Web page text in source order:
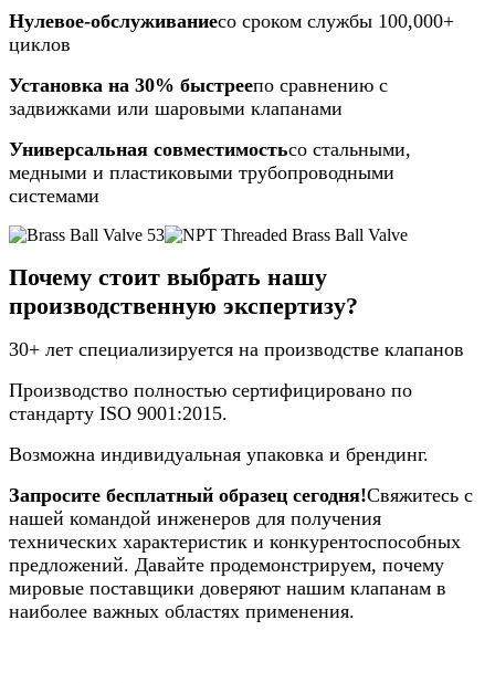
Нулевое-обслуживаниесо сроком службы 100,000+
циклов
Установка на 30% быстреепо сравнению с
задвижками или шаровыми клапанами
Универсальная совместимостьсо стальными,
медными и пластиковыми трубопроводными
системами
Почему стоит выбрать нашу
производственную экспертизу?
30+ лет специализируется на производстве клапанов
Производство полностью сертифицировано по
стандарту ISO 9001:2015.
Возможна индивидуальная упаковка и брендинг.
Запросите бесплатный образец сегодня!Свяжитесь с
нашей командой инженеров для получения
технических характеристик и конкурентоспособных
предложений. Давайте продемонстрируем, почему
мировые поставщики доверяют нашим клапанам в
наиболее важных областях применения.